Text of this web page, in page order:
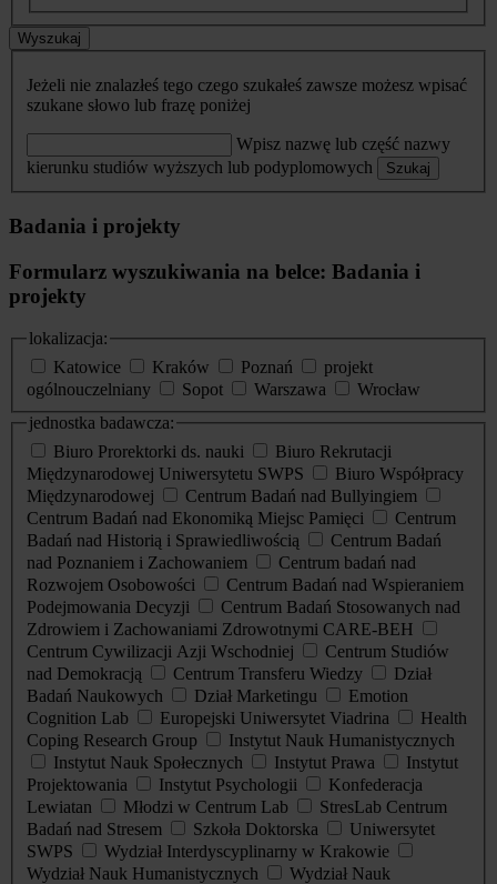
Wyszukaj
Jeżeli nie znalazłeś tego czego szukałeś zawsze możesz wpisać
szukane słowo lub frazę poniżej
Wpisz nazwę lub część nazwy
kierunku studiów wyższych lub podyplomowych
Szukaj
Badania i projekty
Formularz wyszukiwania na belce: Badania i
projekty
lokalizacja:
Katowice
Kraków Poznań
projekt
ogólnouczelniany
Sopot Warszawa
Wrocław
jednostka badawcza:
Biuro Prorektorki ds. nauki
Biuro Rekrutacji
Międzynarodowej Uniwersytetu SWPS
Biuro Współpracy
Międzynarodowej
Centrum Badań nad Bullyingiem
Centrum Badań nad Ekonomiką Miejsc Pamięci
Centrum
Badań nad Historią i Sprawiedliwością
Centrum Badań
nad Poznaniem i Zachowaniem
Centrum badań nad
Rozwojem Osobowości
Centrum Badań nad Wspieraniem
Podejmowania Decyzji
Centrum Badań Stosowanych nad
Zdrowiem i Zachowaniami Zdrowotnymi CARE-BEH
Centrum Cywilizacji Azji Wschodniej
Centrum Studiów
nad Demokracją
Centrum Transferu Wiedzy
Dział
Badań Naukowych
Dział Marketingu
Emotion
Cognition Lab
Europejski Uniwersytet Viadrina
Health
Coping Research Group
Instytut Nauk Humanistycznych
Instytut Nauk Społecznych
Instytut Prawa
Instytut
Projektowania
Instytut Psychologii
Konfederacja
Lewiatan
Młodzi w Centrum Lab
StresLab Centrum
Badań nad Stresem
Szkoła Doktorska
Uniwersytet
SWPS
Wydział Interdyscyplinarny w Krakowie
Wydział Nauk Humanistycznych
Wydział Nauk